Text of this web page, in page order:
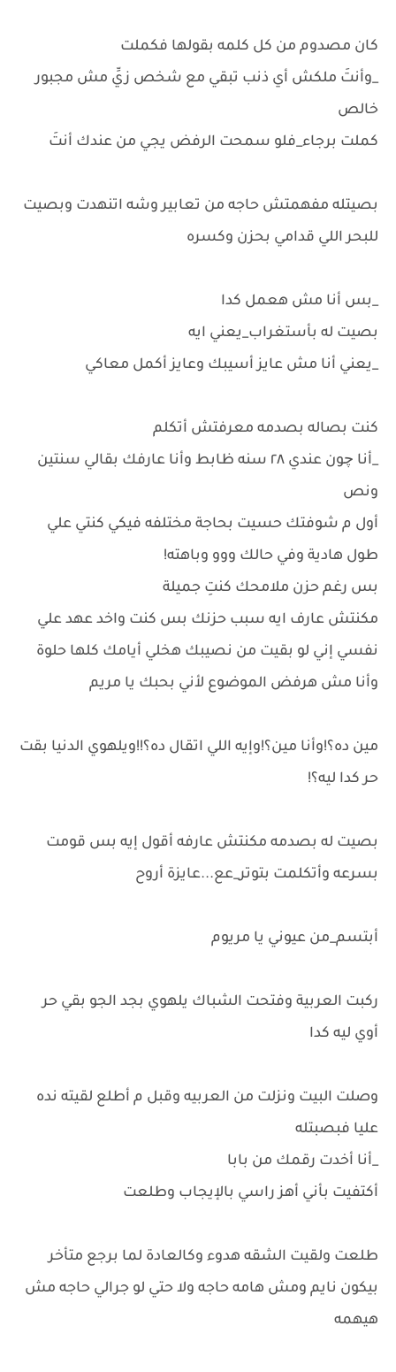
كان مصدوم من كل كلمه بقولها فكملت
_وأنتَ ملكش أي ذنب تبقي مع شخص زيِّ مش مجبور
خالص
كملت برجاء_فلو سمحت الرفض يجي من عندك أنتَ
بصيتله مفهمتش حاجه من تعابير وشه اتنهدت وبصيت
للبحر اللي قدامي بحزن وكسره
_بس أنا مش هعمل كدا
بصيت له بأستغراب_يعني ايه
_يعني أنا مش عايز أسيبك وعايز أكمل معاكي
كنت بصاله بصدمه معرفتش أتكلم
_أنا چون عندي ٢٨ سنه ظابط وأنا عارفك بقالي سنتين
ونص
أول م شوفتك حسيت بحاجة مختلفه فيكي كنتي علي
طول هادية وفي حالك ووو وباهته!
بس رغم حزن ملامحك كنتِ جميلة
مكنتش عارف ايه سبب حزنك بس كنت واخد عهد علي
نفسي إني لو بقيت من نصيبك هخلي أيامك كلها حلوة
وأنا مش هرفض الموضوع لأني بحبك يا مريم
مين ده؟!وأنا مين؟!وإيه اللي اتقال ده؟!!ويلهوي الدنيا بقت
حر كدا ليه؟!
بصيت له بصدمه مكنتش عارفه أقول إيه بس قومت
بسرعه وأتكلمت بتوتر_عع...عايزة أروح
أبتسم_من عيوني يا مريوم
ركبت العربية وفتحت الشباك يلهوي بجد الجو بقي حر
أوي ليه كدا
وصلت البيت ونزلت من العربيه وقبل م أطلع لقيته نده
عليا فبصبتله
_أنا أخدت رقمك من بابا
أكتفيت بأني أهز راسي بالإيجاب وطلعت
طلعت ولقيت الشقه هدوء وكالعادة لما برجع متأخر
بيكون نايم ومش هامه حاجه ولا حتي لو جرالي حاجه مش
هيهمه